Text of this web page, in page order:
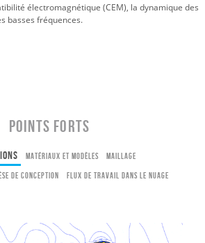
électromagnétique (CEM), la dynamique des
basses fréquences.
POINTS FORTS
Matériaux et modèles Maillage
de conception Flux de travail dans le nuage